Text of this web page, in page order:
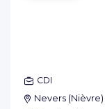
CDI
Nevers (Nièvre)